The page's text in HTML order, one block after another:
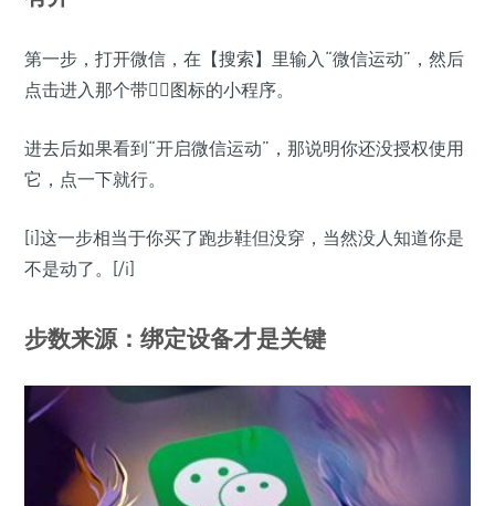
第一步，打开微信，在【搜索】里输入“微信运动”，然后
点击进入那个带🏃‍♂️图标的小程序。
进去后如果看到“开启微信运动”，那说明你还没授权使用
它，点一下就行。
[i]这一步相当于你买了跑步鞋但没穿，当然没人知道你是
不是动了。[/i]
步数来源：绑定设备才是关键